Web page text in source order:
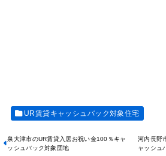
UR賃貸キャッシュバック対象住宅
河内長野
ャッシュ
泉大津市のUR賃貸入居お祝い金100％キャ
ッシュバック対象団地